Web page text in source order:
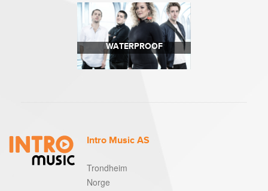
WATERPROOF
Intro Music AS
Trondheim
Norge